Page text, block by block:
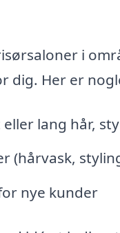
i
dig. Her er
lang hår,
(hårvask,
nye kunder